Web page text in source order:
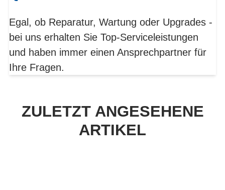
Egal, ob Reparatur, Wartung oder Upgrades -
bei uns erhalten Sie Top-Serviceleistungen
und haben immer einen Ansprechpartner für
Ihre Fragen.
ZULETZT ANGESEHENE
ARTIKEL